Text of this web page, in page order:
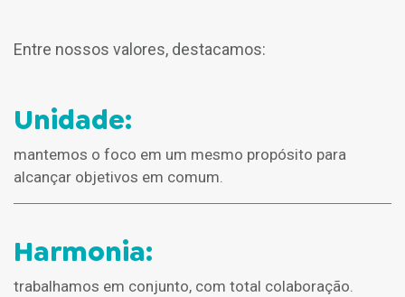
Entre nossos valores, destacamos:
Unidade:
mantemos o foco em um mesmo propósito para
alcançar objetivos em comum.
Harmonia:
trabalhamos em conjunto, com total colaboração.